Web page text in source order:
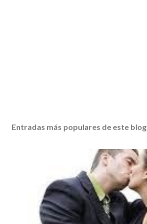
Entradas más populares de este blog